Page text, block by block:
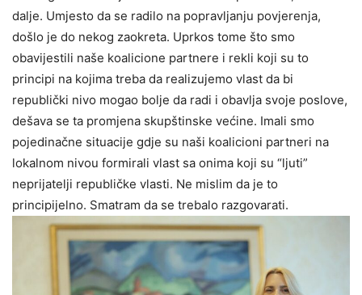
dalje. Umjesto da se radilo na popravljanju povjerenja,
došlo je do nekog zaokreta. Uprkos tome što smo
obavijestili naše koalicione partnere i rekli koji su to
principi na kojima treba da realizujemo vlast da bi
republički nivo mogao bolje da radi i obavlja svoje poslove,
dešava se ta promjena skupštinske većine. Imali smo
pojedinačne situacije gdje su naši koalicioni partneri na
lokalnom nivou formirali vlast sa onima koji su “ljuti”
neprijatelji republičke vlasti. Ne mislim da je to
principijelno. Smatram da se trebalo razgovarati.